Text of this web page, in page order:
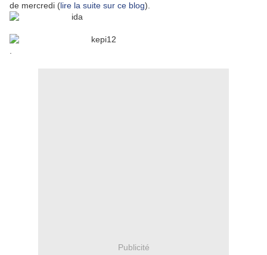
de mercredi (lire la suite sur ce blog).
Publicité